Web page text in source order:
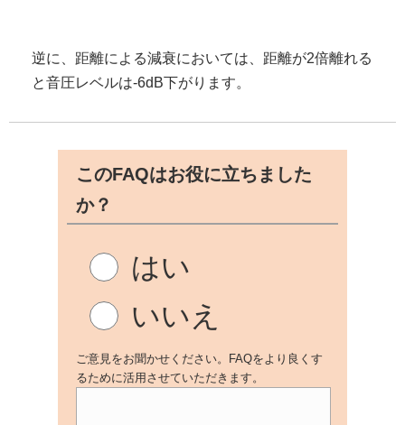
逆に、距離による減衰においては、距離が2倍離れる
と音圧レベルは-6dB下がります。
このFAQはお役に立ちました
か？
はい
いいえ
ご意見をお聞かせください。FAQをより良くす
るために活用させていただきます。